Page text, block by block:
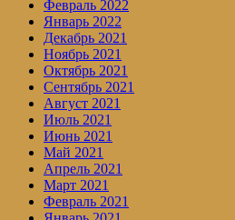
Февраль 2022
Январь 2022
Декабрь 2021
Ноябрь 2021
Октябрь 2021
Сентябрь 2021
Август 2021
Июль 2021
Июнь 2021
Май 2021
Апрель 2021
Март 2021
Февраль 2021